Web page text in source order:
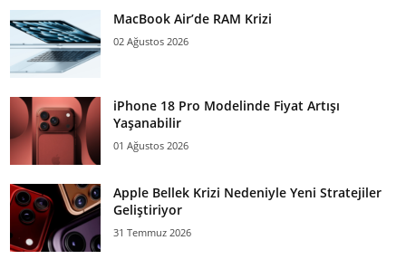
MacBook Air’de RAM Krizi
02 Ağustos 2026
iPhone 18 Pro Modelinde Fiyat Artışı
Yaşanabilir
01 Ağustos 2026
Apple Bellek Krizi Nedeniyle Yeni Stratejiler
Geliştiriyor
31 Temmuz 2026